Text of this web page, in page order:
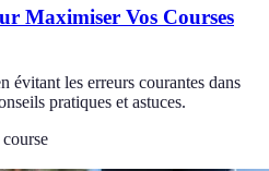
Maximiser Vos Courses
évitant les erreurs courantes dans
pratiques et astuces.